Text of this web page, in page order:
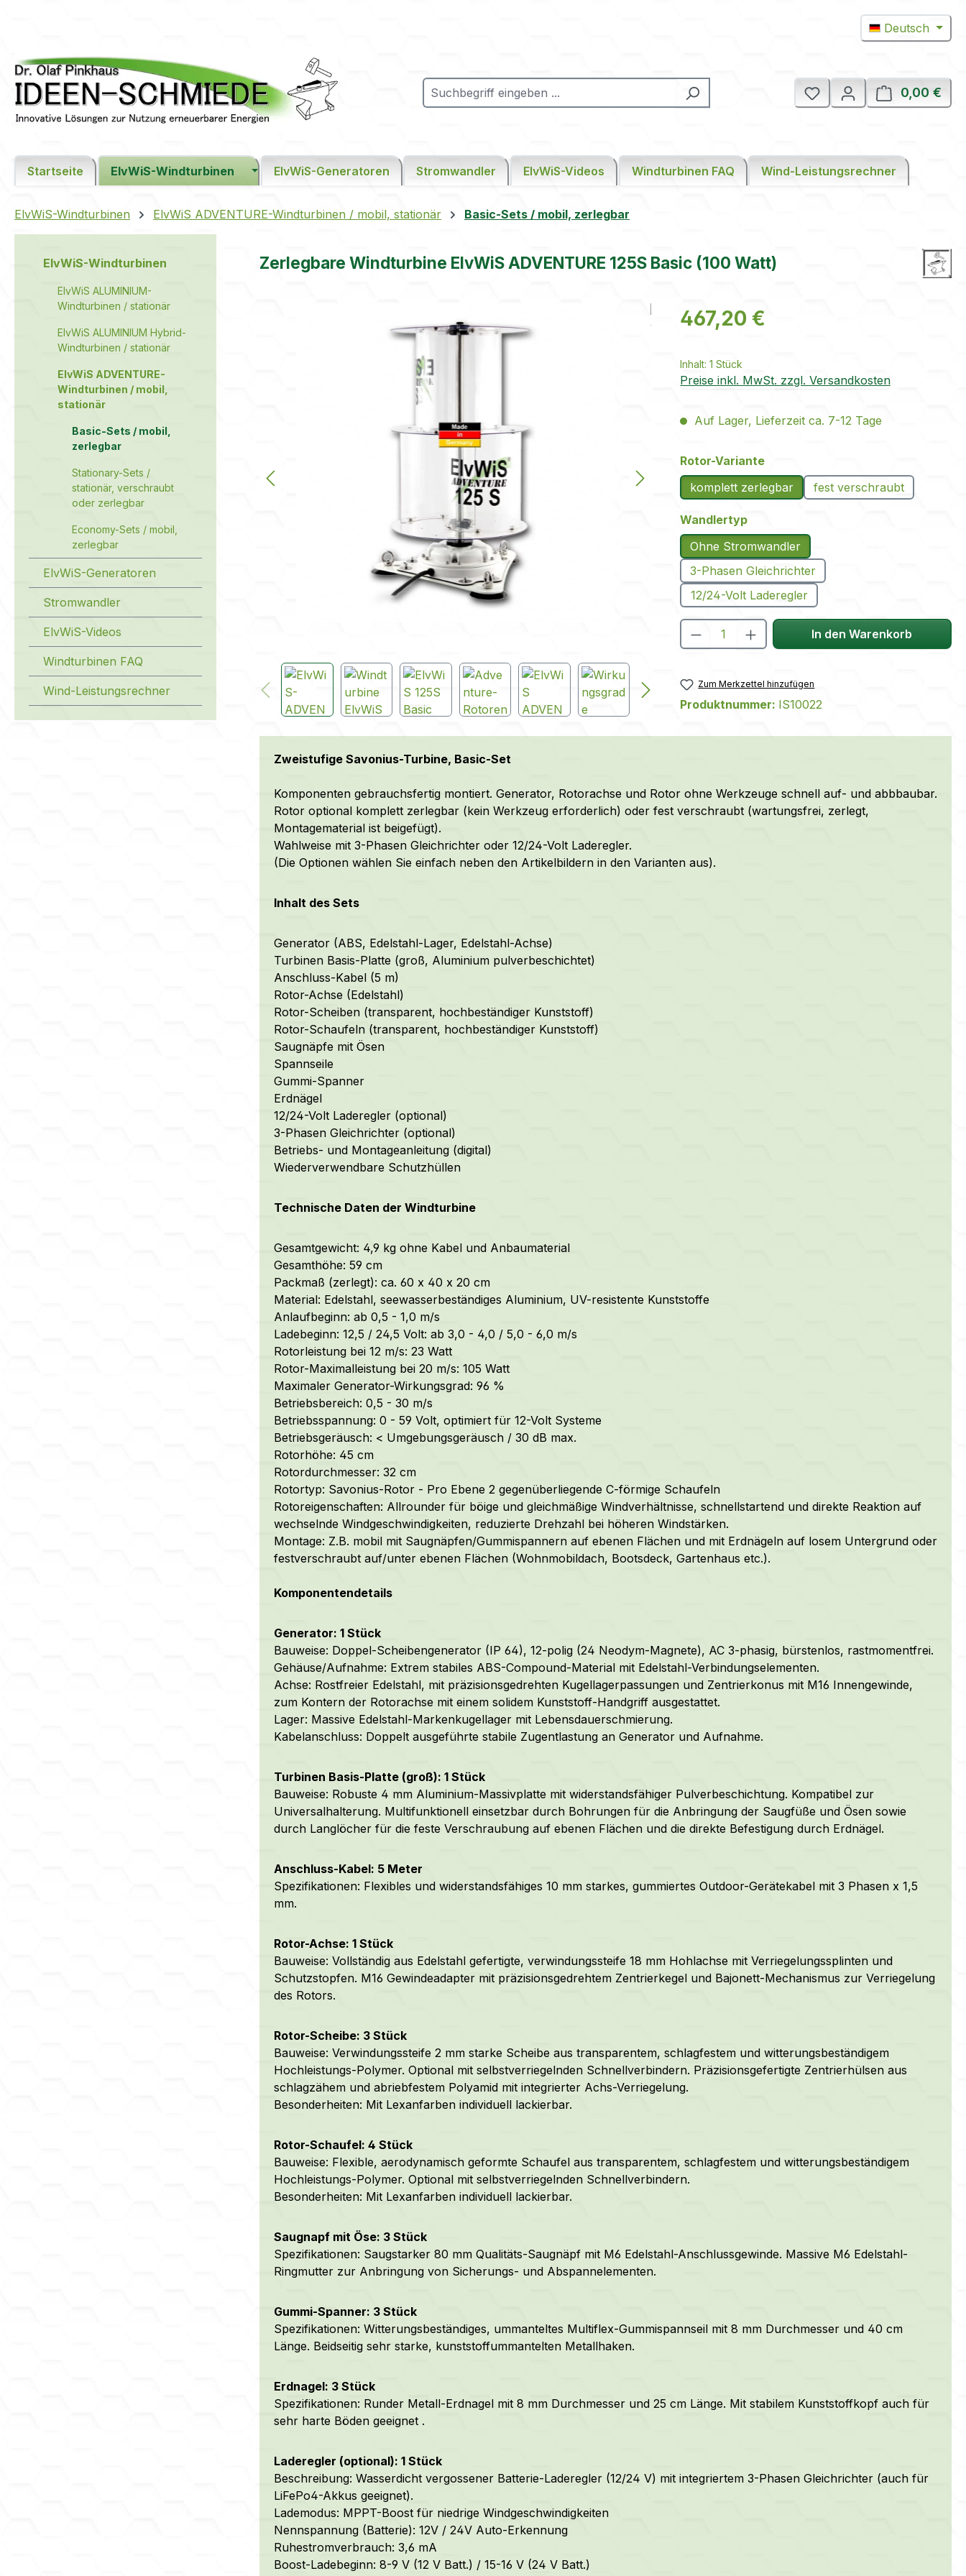
Deutsch
0,00 €
Startseite ElvWiS-Windturbinen ElvWiS-Generatoren Stromwandler ElvWiS-Videos Windturbinen FAQ Wind-Leistungsrechner
ElvWiS-Windturbinen ElvWiS ADVENTURE-Windturbinen / mobil, stationär Basic-Sets / mobil, zerlegbar
ElvWiS-Windturbinen
ElvWiS ALUMINIUM-
Windturbinen / stationär
ElvWiS ALUMINIUM Hybrid-
Windturbinen / stationär
ElvWiS ADVENTURE-
Windturbinen / mobil,
stationär
Basic-Sets / mobil,
zerlegbar
Stationary-Sets /
stationär, verschraubt
oder zerlegbar
Economy-Sets / mobil,
zerlegbar
ElvWiS-Generatoren
Stromwandler
ElvWiS-Videos
Windturbinen FAQ
Wind-Leistungsrechner
Zerlegbare Windturbine ElvWiS ADVENTURE 125S Basic (100 Watt)
Regulärer Preis:
467,20 €
Inhalt:1 Stück
Preise inkl. MwSt. zzgl. Versandkosten
Auf Lager, Lieferzeit ca. 7-12 Tage
Rotor-Varianteauswählen
komplett zerlegbar
fest verschraubt
Wandlertypauswählen
Ohne Stromwandler
3-Phasen Gleichrichter
12/24-Volt Laderegler
Produkt Anzahl: Gib den
In den Warenkorb
Zum Merkzettel hinzufügen
Produktnummer: IS10022
Zweistufige Savonius-Turbine, Basic-Set
Komponenten gebrauchsfertig montiert. Generator, Rotorachse und Rotor ohne Werkzeuge schnell auf- und abbbaubar.
Rotor optional komplett zerlegbar (kein Werkzeug erforderlich) oder fest verschraubt (wartungsfrei, zerlegt,
Montagematerial ist beigefügt).
Wahlweise mit 3-Phasen Gleichrichter oder 12/24-Volt Laderegler.
(Die Optionen wählen Sie einfach neben den Artikelbildern in den Varianten aus).
Inhalt des Sets
Generator (ABS, Edelstahl-Lager, Edelstahl-Achse)
Turbinen Basis-Platte (groß, Aluminium pulverbeschichtet)
Anschluss-Kabel (5 m)
Rotor-Achse (Edelstahl)
Rotor-Scheiben (transparent, hochbeständiger Kunststoff)
Rotor-Schaufeln (transparent, hochbeständiger Kunststoff)
Saugnäpfe mit Ösen
Spannseile
Gummi-Spanner
Erdnägel
12/24-Volt Laderegler (optional)
3-Phasen Gleichrichter (optional)
Betriebs- und Montageanleitung (digital)
Wiederverwendbare Schutzhüllen
Technische Daten der Windturbine
Gesamtgewicht: 4,9 kg ohne Kabel und Anbaumaterial
Gesamthöhe: 59 cm
Packmaß (zerlegt): ca. 60 x 40 x 20 cm
Material: Edelstahl, seewasserbeständiges Aluminium, UV-resistente Kunststoffe
Anlaufbeginn: ab 0,5 - 1,0 m/s
Ladebeginn: 12,5 / 24,5 Volt: ab 3,0 - 4,0 / 5,0 - 6,0 m/s
Rotorleistung bei 12 m/s: 23 Watt
Rotor-Maximalleistung bei 20 m/s: 105 Watt
Maximaler Generator-Wirkungsgrad: 96 %
Betriebsbereich: 0,5 - 30 m/s
Betriebsspannung: 0 - 59 Volt, optimiert für 12-Volt Systeme
Betriebsgeräusch: < Umgebungsgeräusch / 30 dB max.
Rotorhöhe: 45 cm
Rotordurchmesser: 32 cm
Rotortyp: Savonius-Rotor - Pro Ebene 2 gegenüberliegende C-förmige Schaufeln
Rotoreigenschaften: Allrounder für böige und gleichmäßige Windverhältnisse, schnellstartend und direkte Reaktion auf
wechselnde Windgeschwindigkeiten, reduzierte Drehzahl bei höheren Windstärken.
Montage: Z.B. mobil mit Saugnäpfen/Gummispannern auf ebenen Flächen und mit Erdnägeln auf losem Untergrund oder
festverschraubt auf/unter ebenen Flächen (Wohnmobildach, Bootsdeck, Gartenhaus etc.).
Komponentendetails
Generator: 1 Stück
Bauweise: Doppel-Scheibengenerator (IP 64), 12-polig (24 Neodym-Magnete), AC 3-phasig, bürstenlos, rastmomentfrei.
Gehäuse/Aufnahme: Extrem stabiles ABS-Compound-Material mit Edelstahl-Verbindungselementen.
Achse: Rostfreier Edelstahl, mit präzisionsgedrehten Kugellagerpassungen und Zentrierkonus mit M16 Innengewinde,
zum Kontern der Rotorachse mit einem solidem Kunststoff-Handgriff ausgestattet.
Lager: Massive Edelstahl-Markenkugellager mit Lebensdauerschmierung.
Kabelanschluss: Doppelt ausgeführte stabile Zugentlastung an Generator und Aufnahme.
Turbinen Basis-Platte (groß): 1 Stück
Bauweise: Robuste 4 mm Aluminium-Massivplatte mit widerstandsfähiger Pulverbeschichtung. Kompatibel zur
Universalhalterung. Multifunktionell einsetzbar durch Bohrungen für die Anbringung der Saugfüße und Ösen sowie
durch Langlöcher für die feste Verschraubung auf ebenen Flächen und die direkte Befestigung durch Erdnägel.
Anschluss-Kabel: 5 Meter
Spezifikationen: Flexibles und widerstandsfähiges 10 mm starkes, gummiertes Outdoor-Gerätekabel mit 3 Phasen x 1,5
mm.
Rotor-Achse: 1 Stück
Bauweise: Vollständig aus Edelstahl gefertigte, verwindungssteife 18 mm Hohlachse mit Verriegelungssplinten und
Schutzstopfen. M16 Gewindeadapter mit präzisionsgedrehtem Zentrierkegel und Bajonett-Mechanismus zur Verriegelung
des Rotors.
Rotor-Scheibe: 3 Stück
Bauweise: Verwindungssteife 2 mm starke Scheibe aus transparentem, schlagfestem und witterungsbeständigem
Hochleistungs-Polymer. Optional mit selbstverriegelnden Schnellverbindern. Präzisionsgefertigte Zentrierhülsen aus
schlagzähem und abriebfestem Polyamid mit integrierter Achs-Verriegelung.
Besonderheiten: Mit Lexanfarben individuell lackierbar.
Rotor-Schaufel: 4 Stück
Bauweise: Flexible, aerodynamisch geformte Schaufel aus transparentem, schlagfestem und witterungsbeständigem
Hochleistungs-Polymer. Optional mit selbstverriegelnden Schnellverbindern.
Besonderheiten: Mit Lexanfarben individuell lackierbar.
Saugnapf mit Öse: 3 Stück
Spezifikationen: Saugstarker 80 mm Qualitäts-Saugnäpf mit M6 Edelstahl-Anschlussgewinde. Massive M6 Edelstahl-
Ringmutter zur Anbringung von Sicherungs- und Abspannelementen.
Gummi-Spanner: 3 Stück
Spezifikationen: Witterungsbeständiges, ummanteltes Multiflex-Gummispannseil mit 8 mm Durchmesser und 40 cm
Länge. Beidseitig sehr starke, kunststoffummantelten Metallhaken.
Erdnagel: 3 Stück
Spezifikationen: Runder Metall-Erdnagel mit 8 mm Durchmesser und 25 cm Länge. Mit stabilem Kunststoffkopf auch für
sehr harte Böden geeignet .
Laderegler (optional): 1 Stück
Beschreibung: Wasserdicht vergossener Batterie-Laderegler (12/24 V) mit integriertem 3-Phasen Gleichrichter (auch für
LiFePo4-Akkus geeignet).
Lademodus: MPPT-Boost für niedrige Windgeschwindigkeiten
Nennspannung (Batterie): 12V / 24V Auto-Erkennung
Ruhestromverbrauch: 3,6 mA
Boost-Ladebeginn: 8-9 V (12 V Batt.) / 15-16 V (24 V Batt.)